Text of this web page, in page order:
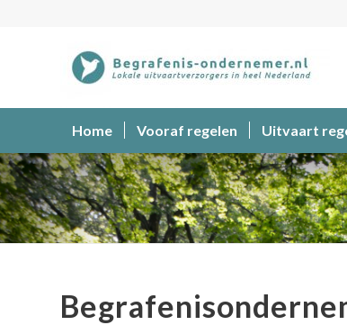
Home Vooraf regelen Uitvaart